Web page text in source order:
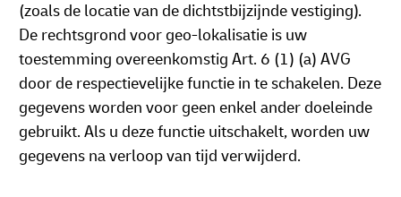
(zoals de locatie van de dichtstbijzijnde vestiging).
De rechtsgrond voor geo-lokalisatie is uw
toestemming overeenkomstig Art. 6 (1) (a) AVG
door de respectievelijke functie in te schakelen. Deze
gegevens worden voor geen enkel ander doeleinde
gebruikt. Als u deze functie uitschakelt, worden uw
gegevens na verloop van tijd verwijderd.